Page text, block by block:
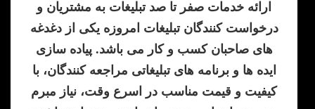
ارائه خدمات صفر تا صد تبلیغات به مشتریان و
درخواست کنندگان تبلیغات امروزه یکی از دغدغه
های صاحبان کسب و کار می باشد. پیاده سازی
ایده ها و برنامه های تبلیغاتی مراجعه کنندگان، با
کیفیت و قیمت مناسب در اسرع وقت، نیاز مبرم